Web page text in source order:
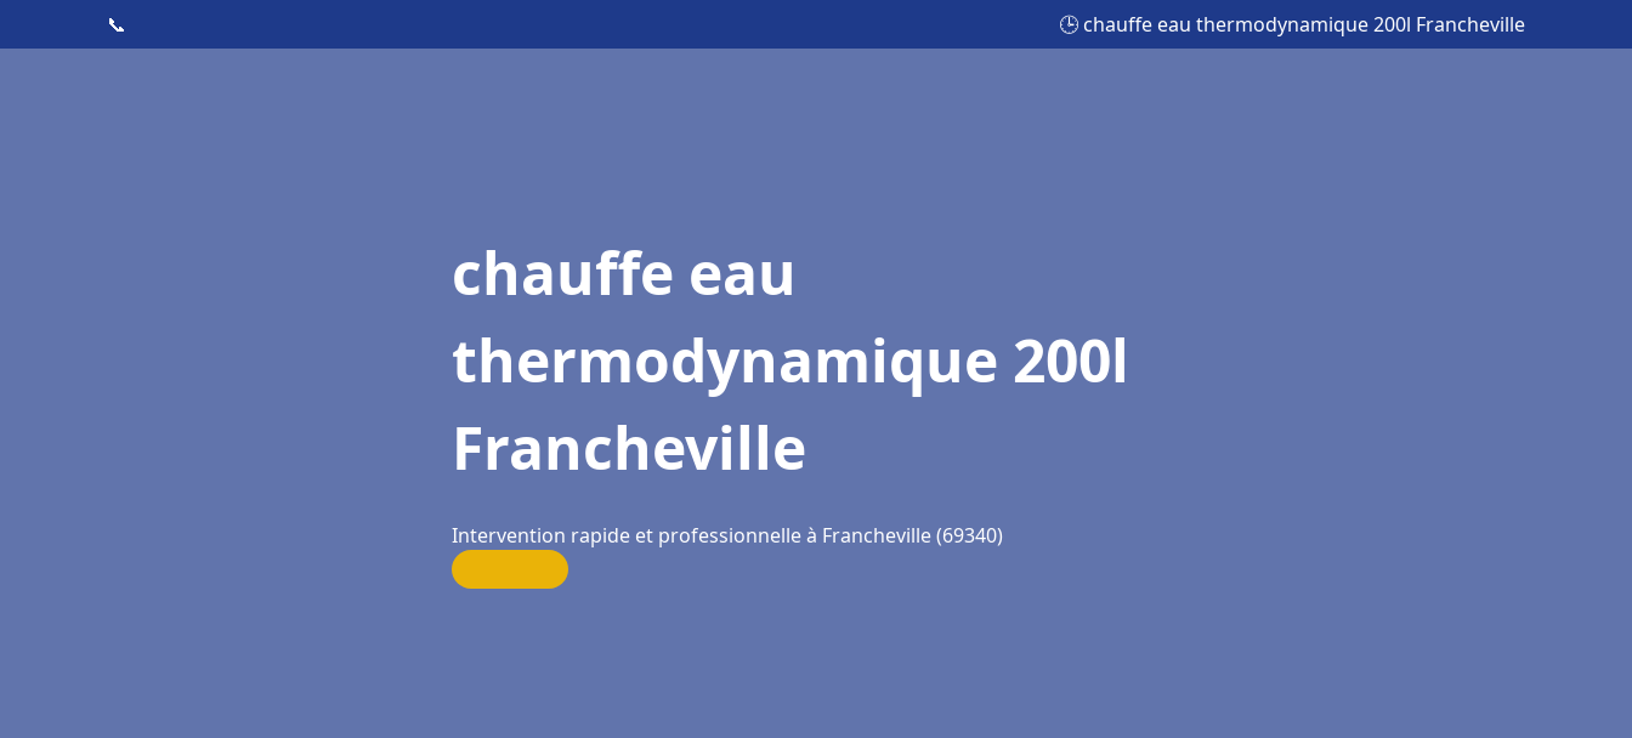
📞 🕒 chauffe eau thermodynamique 200l Francheville
chauffe eau
thermodynamique 200l
Francheville
Intervention rapide et professionnelle à Francheville (69340)